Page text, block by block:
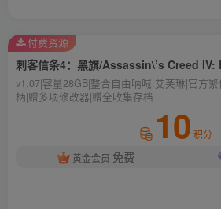
刺客信条4：黑旗/Assassin\’s Creed
v1.07|容量28GB|整合自由呐喊.艾芙琳|官方
柄|赠多项修改器|赠全收集存档
10 积分
黄金会员 免费
付费资源